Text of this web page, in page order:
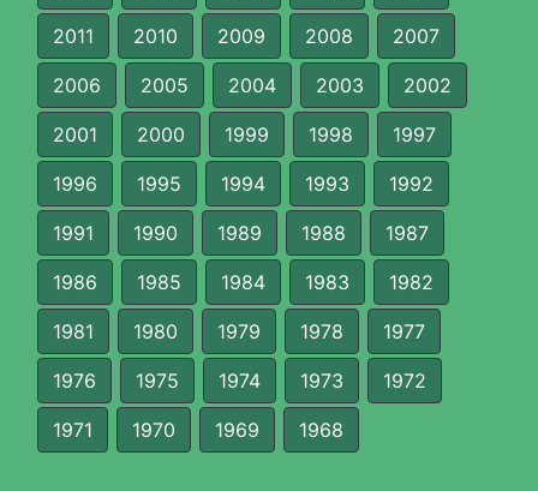
2011 2010 2009 2008 2007
2006 2005 2004 2003 2002
2001 2000 1999 1998 1997
1996 1995 1994 1993 1992
1991 1990 1989 1988 1987
1986 1985 1984 1983 1982
1981 1980 1979 1978 1977
1976 1975 1974 1973 1972
1971 1970 1969 1968